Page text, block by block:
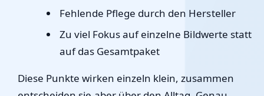
Fehlende Pflege durch den Hersteller
Zu viel Fokus auf einzelne Bildwerte statt
auf das Gesamtpaket
Diese Punkte wirken einzeln klein, zusammen